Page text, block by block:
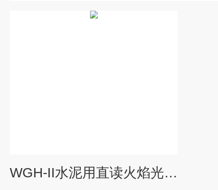
WGH-II水泥用直读火焰光度计